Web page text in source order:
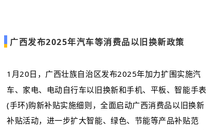
广西发布2025年汽车等消费品以旧换新政策
1月20日，广西壮族自治区发布2025年加力扩围实施汽
车、家电、电动自行车以旧换新和手机、平板、智能手表
(手环)购新补贴实施细则，全面启动广西消费品以旧换新
补贴活动，进一步扩大智能、绿色、节能等产品补贴范